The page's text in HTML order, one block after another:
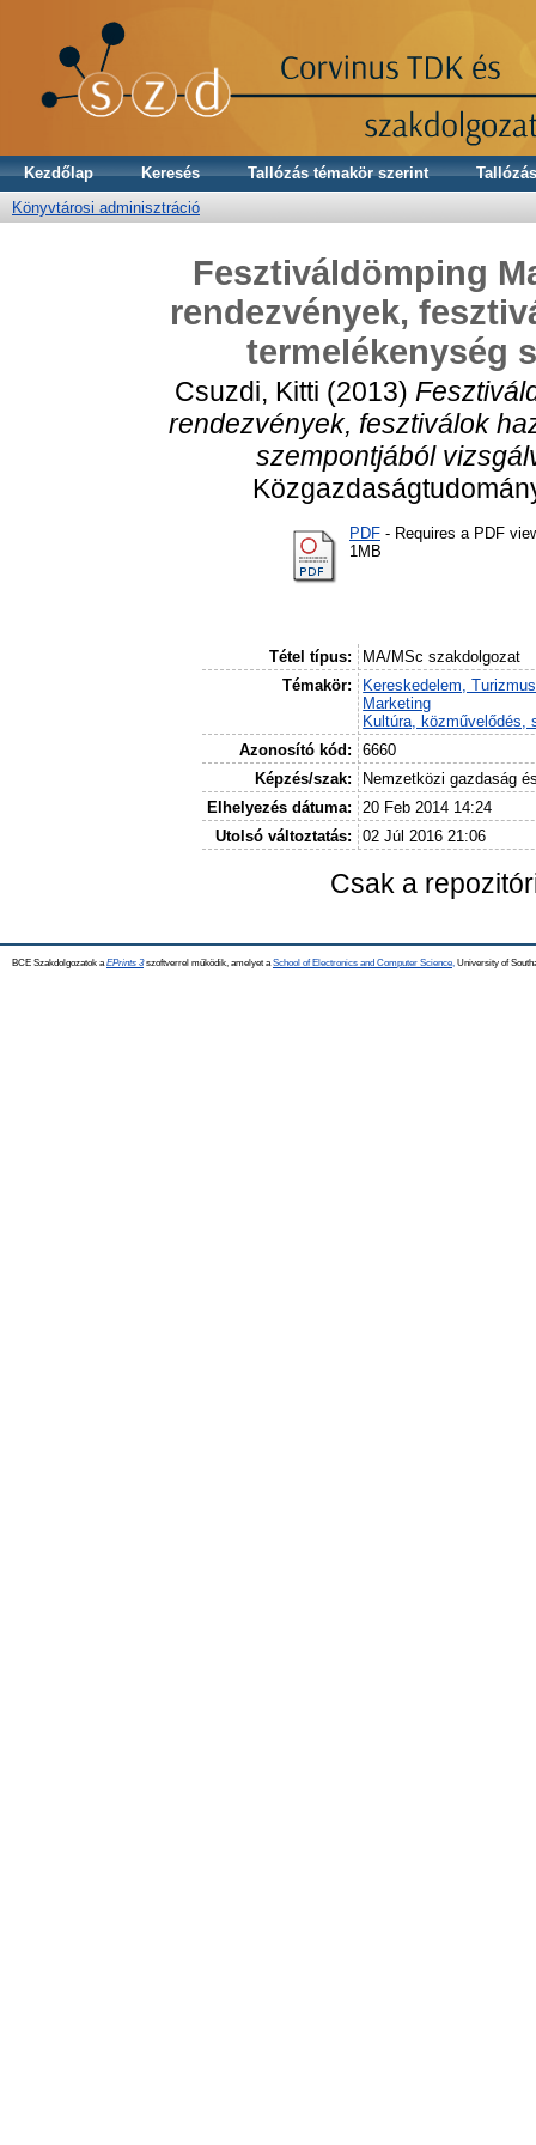
Kezdőlap Keresés Tallózás témakör szerint
Könyvtárosi adminisztráció
Fesztiváldömping
rendezvények,
termelékenység
Csuzdi, Kitti (2013)
rendezvények, fesztiválok
szempontjából
PDF - Requires a PDF
1MB
Tétel típus:
MA/MSc szakdolgozat
Témakör:
Kereskedelem,
Marketing
Kultúra, közművelődés,
Azonosító kód:
6660
Képzés/szak:
Nemzetközi gazdaság
Elhelyezés dátuma:
20 Feb 2014 14:24
Utolsó változtatás:
02 Júl 2016 21:06
Csak a
BCE Szakdolgozatok a EPrints 3szoftverrel működik, amelyet a School of Electronics and Computer Science, University of